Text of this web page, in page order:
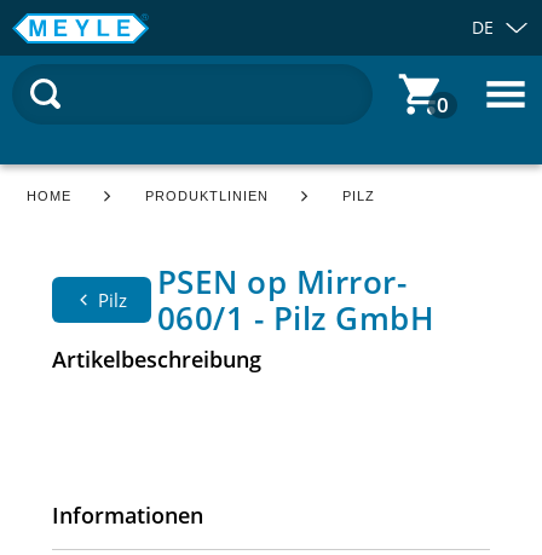
DE
0
HOME PRODUKTLINIEN PILZ
Pilz
PSEN op Mirror-
060/1 - Pilz GmbH
Artikelbeschreibung
Informationen